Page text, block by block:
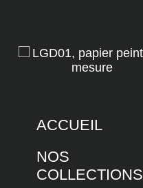
ACCUEIL
NOS
COLLECTIONS